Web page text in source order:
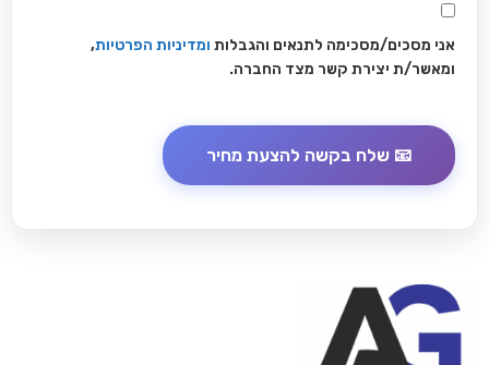
אני מסכים/מסכימה לתנאים והגבלות ומדיניות הפרטיות,
ומאשר/ת יצירת קשר מצד החברה.